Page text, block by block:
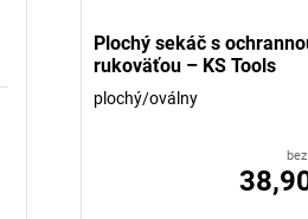
Plochý sekáč s
rukoväťou – KS Tools
plochý/oválny